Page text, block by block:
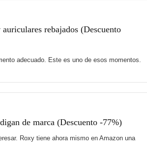
rebajados (Descuento
adecuado. Este es uno de esos momentos.
de marca (Descuento -77%)
Roxy tiene ahora mismo en Amazon una